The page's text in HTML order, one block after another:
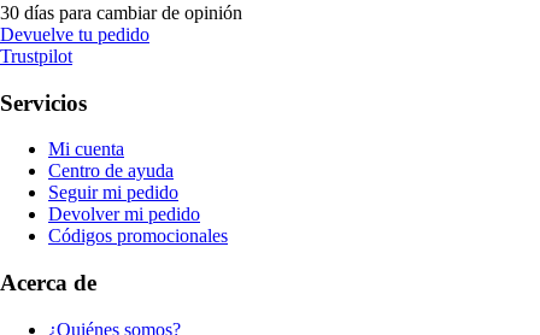
30 días para cambiar de opinión
Devuelve tu pedido
Trustpilot
Servicios
Mi cuenta
Centro de ayuda
Seguir mi pedido
Devolver mi pedido
Códigos promocionales
Acerca de
¿Quiénes somos?